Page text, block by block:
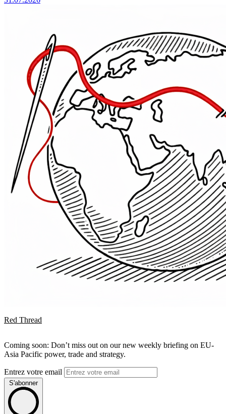
Red Thread
Coming soon: Don’t miss out on our new weekly briefing on EU-
Asia Pacific power, trade and strategy.
Entrez votre email
S'abonner